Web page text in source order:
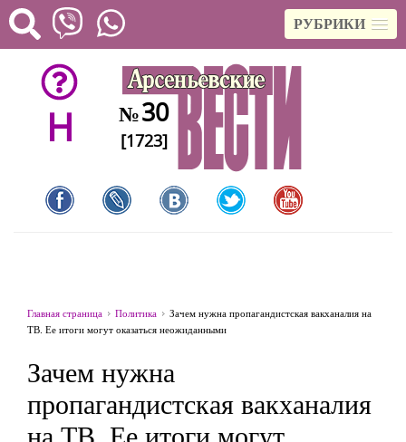
РУБРИКИ
H №30
[1723]
Главная страница Политика
Зачем нужна пропагандистская вакханалия на
ТВ. Ее итоги могут оказаться неожиданными
Зачем нужна
пропагандистская вакханалия